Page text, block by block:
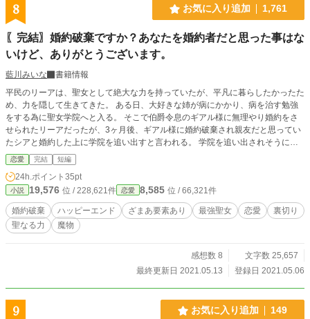
8 お気に入り追加 1,761
〖完結〗婚約破棄ですか？あなたを婚約者だと思った事はな
いけど、ありがとうございます。
藍川みいな
書籍情報
平民のリーアは、聖女として絶大な力を持っていたが、平凡に暮らしたかったた
め、力を隠して生きてきた。 ある日、大好きな姉が病にかかり、病を治す勉強
をする為に聖女学院へと入る。 そこで伯爵令息のギアル様に無理やり婚約をさ
せられたリーアだったが、3ヶ月後、ギアル様に婚約破棄され親友だと思ってい
たシアと婚約した上に学院を追い出すと言われる。 学院を追い出されそうにな
り、親友だと思っていた相手に裏切られたリーアに、学院一優秀なマリヤから大
聖女になって欲しいと頼まれ!? 設定はゆるゆるです。 全23話で完結になりま
す。
恋愛 完結 短編
24h.ポイント 35pt
小説 19,576 位 / 228,621件 恋愛 8,585 位 / 66,321件
婚約破棄 ハッピーエンド ざまあ要素あり 最強聖女 恋愛
裏切り
聖なる力
魔物
感想数 8
文字数 25,657
最終更新日 2021.05.13
登録日 2021.05.06
9 お気に入り追加 149